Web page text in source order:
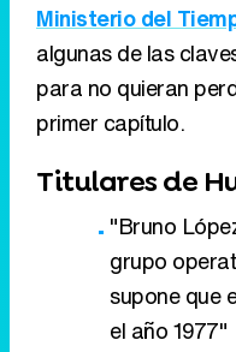
Ministerio del
algunas de las
para no quieran
primer capítulo.
Titulares de
"Bruno
grupo
supone que
el año 1977"